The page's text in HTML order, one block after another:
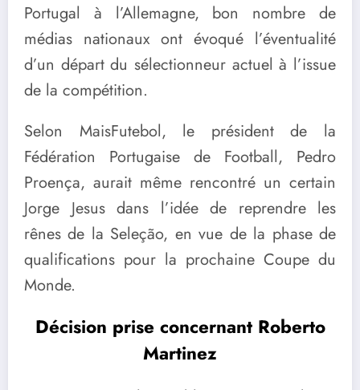
Portugal à l’Allemagne, bon nombre de
médias nationaux ont évoqué l’éventualité
d’un départ du sélectionneur actuel à l’issue
de la compétition.
Selon MaisFutebol, le président de la
Fédération Portugaise de Football, Pedro
Proença, aurait même rencontré un certain
Jorge Jesus dans l’idée de reprendre les
rênes de la Seleção, en vue de la phase de
qualifications pour la prochaine Coupe du
Monde.
Décision prise concernant Roberto
Martinez